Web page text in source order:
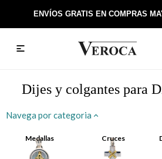
ENVÍOS GRATIS EN COMPRAS

Dijes y colgantes para
Navega por categoria
Medallas Cruces
Anillos
Rosarios
Llaveros
Día de la Madre
Bautismo
Sobre Veroca Joyas
Trabaja con nosotros
Como comprar on-line
Términos y condiciones